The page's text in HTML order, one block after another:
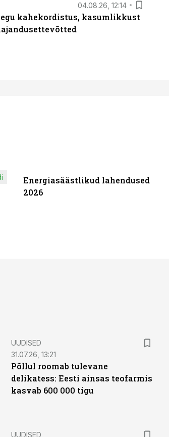
04.08.26, 12:14
kahekordistus, kasumlikkust
Energiasäästlikud lahendused
2026
UUDISED
31.07.26, 13:21
Põllul roomab tulevane
delikatess: Eesti ainsas teofarmis
kasvab 600 000 tigu
UUDISED